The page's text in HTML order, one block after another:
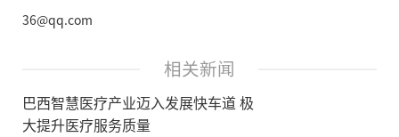
36@qq.com
相关新闻
巴西智慧医疗产业迈入发展快车道 极
大提升医疗服务质量